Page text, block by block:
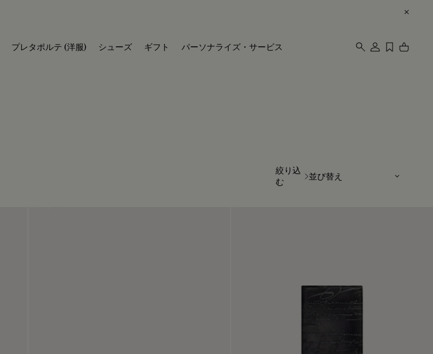
プレタポルテ (洋服) シューズ ギフト
パーソナライズ・サービス
絞り込
む